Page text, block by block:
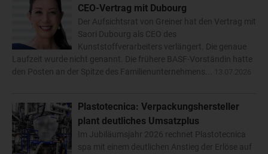
CEO-Vertrag mit Dubourg
Der Aufsichtsrat von Greiner hat den Vertrag mit
Saori Dubourg als CEO des
Kunststoffverarbeiters verlängert. Die genaue
Laufzeit wurde nicht genannt. Die frühere BASF-Vorständin hatte
den Posten an der Spitze des Familienunternehmens...
Plastotecnica: Verpackungshersteller
plant deutliches Umsatzplus
Im Jubiläumsjahr 2026 rechnet Plastotecnica
spa mit einem deutlichen Anstieg der Erlöse auf